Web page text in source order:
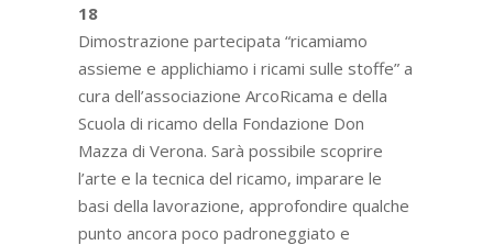
18
Dimostrazione partecipata “ricamiamo
assieme e applichiamo i ricami sulle stoffe” a
cura dell’associazione ArcoRicama e della
Scuola di ricamo della Fondazione Don
Mazza di Verona. Sarà possibile scoprire
l’arte e la tecnica del ricamo, imparare le
basi della lavorazione, approfondire qualche
punto ancora poco padroneggiato e